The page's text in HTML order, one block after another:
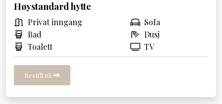
Høystandard hytte
Privat inngang
Sofa
Bad
Dusj
Toalett
TV
Bestill nå